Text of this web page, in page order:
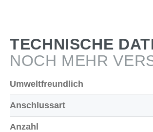
TECHNISCHE
NOCH MEHR
Umweltfreundlich
Anschlussart
Anzahl